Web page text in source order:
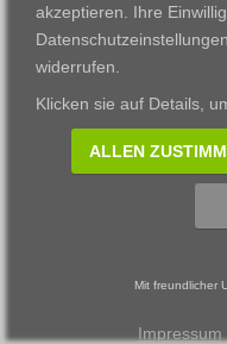
© 2002 - 2026
akzeptieren. Ihre
widerrufen.
Klicken sie auf Details,
ALLEN
Mit freundlicher
Impressum